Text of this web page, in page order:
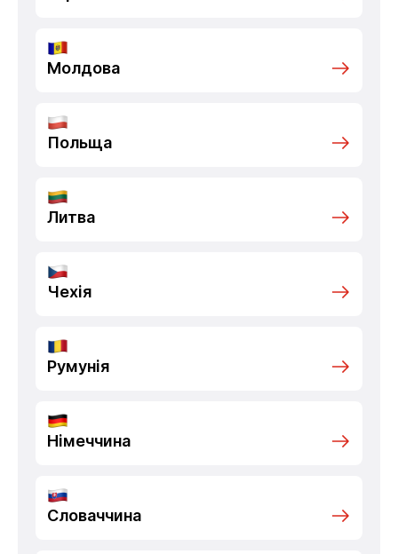
Молдова
Польща
Литва
Чехія
Румунія
Німеччина
Словаччина